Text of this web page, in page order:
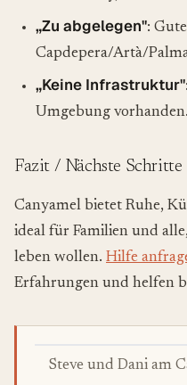
„Zu abgelegen":
Capdepera/Artà/
„Keine Infrastruktur"
Umgebung vorhanden.
Fazit / Nächste Schritte
Canyamel bietet Ruhe,
ideal für Familien und
leben wollen. Hilfe
Erfahrungen und helfen
Steve und Dani am